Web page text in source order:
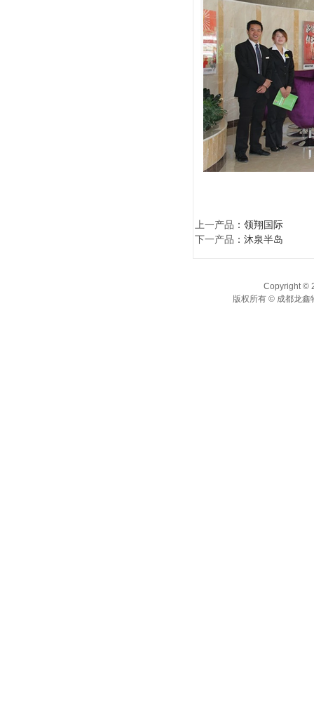
上一产品 ： 领翔国际
下一产品 ： 沐泉半岛
Copyright ©
版权所有 © 成都龙